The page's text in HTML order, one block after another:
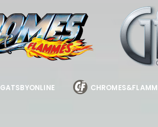
GATSBYONLINE